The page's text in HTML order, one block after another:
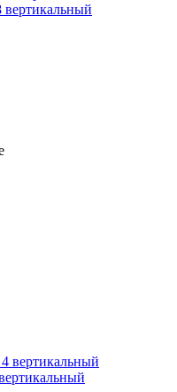
вертикальный